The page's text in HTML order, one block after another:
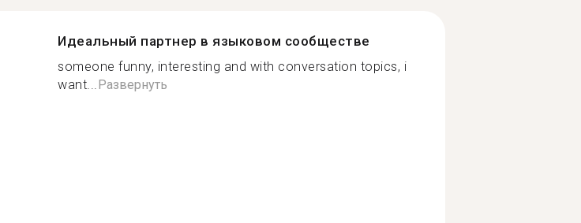
Идеальный партнер в языковом сообществе
someone funny, interesting and with conversation topics, i
want...Развернуть